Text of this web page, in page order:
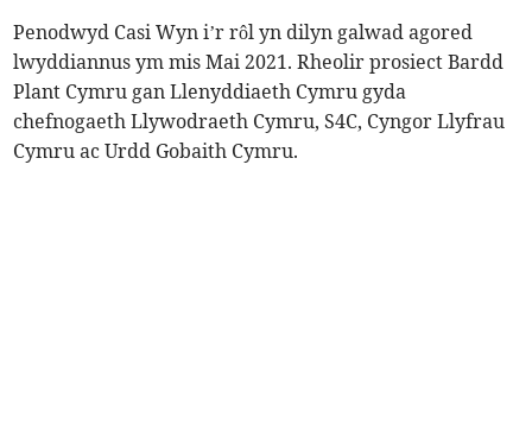
Penodwyd Casi Wyn i’r rôl yn dilyn galwad agored
lwyddiannus ym mis Mai 2021. Rheolir prosiect Bardd
Plant Cymru gan Llenyddiaeth Cymru gyda
chefnogaeth Llywodraeth Cymru, S4C, Cyngor Llyfrau
Cymru ac Urdd Gobaith Cymru.